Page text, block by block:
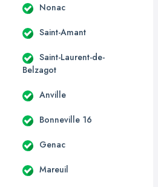
Nonac
Saint-Amant
Saint-Laurent-de-
Belzagot
Anville
Bonneville 16
Genac
Mareuil